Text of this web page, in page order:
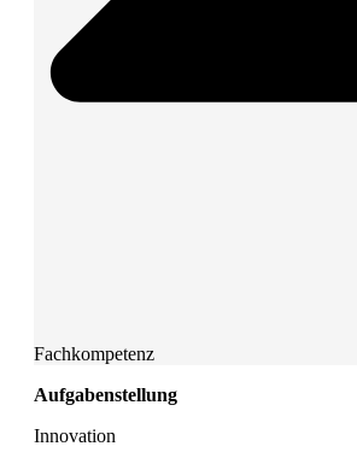
Fachkompetenz
Aufgabenstellung
Innovation